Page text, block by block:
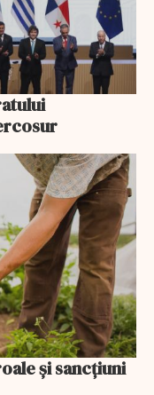
și sancțiuni